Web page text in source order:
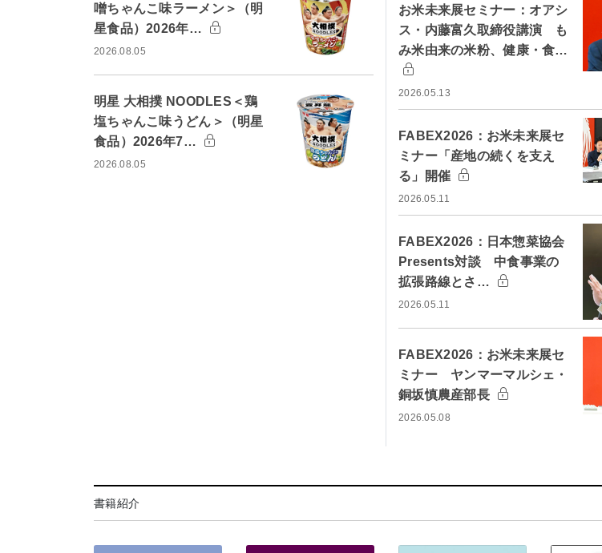
噌ちゃんこ味ラーメン＞（明
星食品）2026年…
2026.08.05
明星 大相撲 NOODLES＜鶏
塩ちゃんこ味うどん＞（明星
食品）2026年7…
2026.08.05
お米未来展セミナー：オアシ
ス・内藤富久取締役講演 も
み米由来の米粉、健康・食…
2026.05.13
FABEX2026：お米未来展セ
ミナー「産地の続くを支え
る」開催
2026.05.11
FABEX2026：日本惣菜協会
Presents対談 中食事業の
拡張路線とさ…
2026.05.11
FABEX2026：お米未来展セ
ミナー ヤンマーマルシェ・
銅坂慎農産部長
2026.05.08
書籍紹介